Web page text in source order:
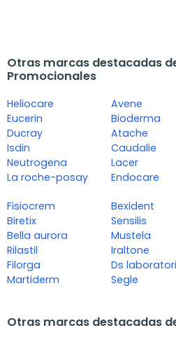
Otras marcas destacadas
Promocionales
Heliocare
Eucerin
Ducray
Isdin
Neutrogena
La roche-posay
Avene
Bioderma
Atache
Caudalie
Lacer
Endocare
Fisiocrem
Biretix
Bella aurora
Rilastil
Filorga
Martiderm
Bexident
Sensilis
Mustela
Iraltone
Ds
Segle
Otras marcas destacadas